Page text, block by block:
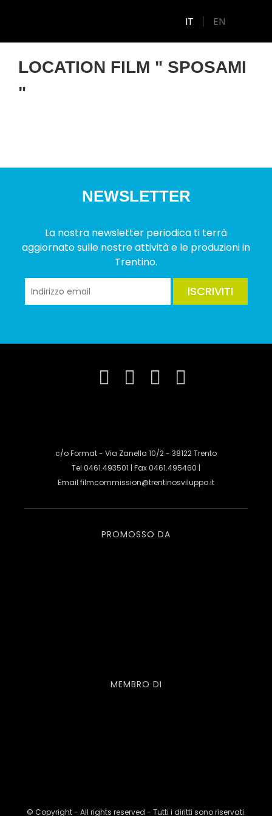
IT EN
LOCATION FILM " SPOSAMI
"
NEWSLETTER
La nostra newsletter periodica ti terrà
aggiornato sulle nostre attività e le produzioni in
Trentino.
ISCRIVITI
c/o Format - Via Zanella 10/2 - 38122 Trento
Tel 0461.493501 | Fax 0461.495460 |
Email filmcommission@trentinosviluppo.it
PROMOSSO DA
MEMBRO DI
© Copyright - All rights reserved - Tutti i diritti sono riservati.